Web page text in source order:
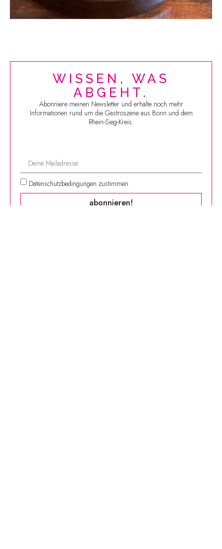
WISSEN, WAS
ABGEHT.
Abonniere meinen Newsletter und erhalte noch mehr
Informationen rund um die Gastroszene aus Bonn und dem
Rhein-Sieg-Kreis.
Datenschutzbedingungen zustimmen
abonnieren!